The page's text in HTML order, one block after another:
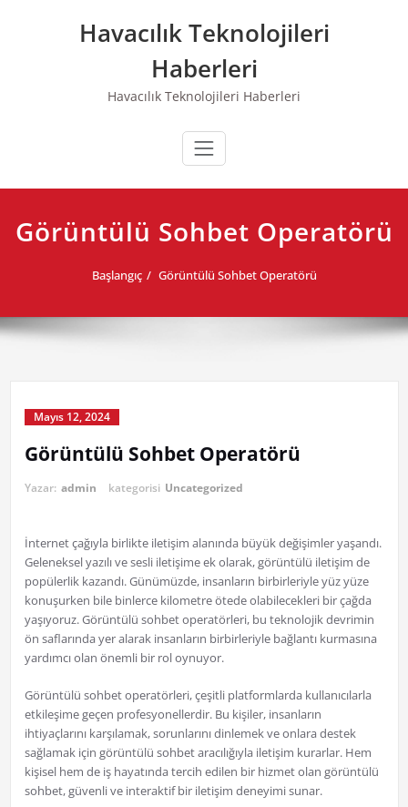
Havacılık Teknolojileri
Haberleri
Havacılık Teknolojileri Haberleri
Görüntülü Sohbet Operatörü
Başlangıç Görüntülü Sohbet Operatörü
Mayıs 12, 2024
Görüntülü Sohbet Operatörü
Yazar: admin kategorisi Uncategorized
İnternet çağıyla birlikte iletişim alanında büyük değişimler yaşandı.
Geleneksel yazılı ve sesli iletişime ek olarak, görüntülü iletişim de
popülerlik kazandı. Günümüzde, insanların birbirleriyle yüz yüze
konuşurken bile binlerce kilometre ötede olabilecekleri bir çağda
yaşıyoruz. Görüntülü sohbet operatörleri, bu teknolojik devrimin
ön saflarında yer alarak insanların birbirleriyle bağlantı kurmasına
yardımcı olan önemli bir rol oynuyor.
Görüntülü sohbet operatörleri, çeşitli platformlarda kullanıcılarla
etkileşime geçen profesyonellerdir. Bu kişiler, insanların
ihtiyaçlarını karşılamak, sorunlarını dinlemek ve onlara destek
sağlamak için görüntülü sohbet aracılığıyla iletişim kurarlar. Hem
kişisel hem de iş hayatında tercih edilen bir hizmet olan görüntülü
sohbet, güvenli ve interaktif bir iletişim deneyimi sunar.